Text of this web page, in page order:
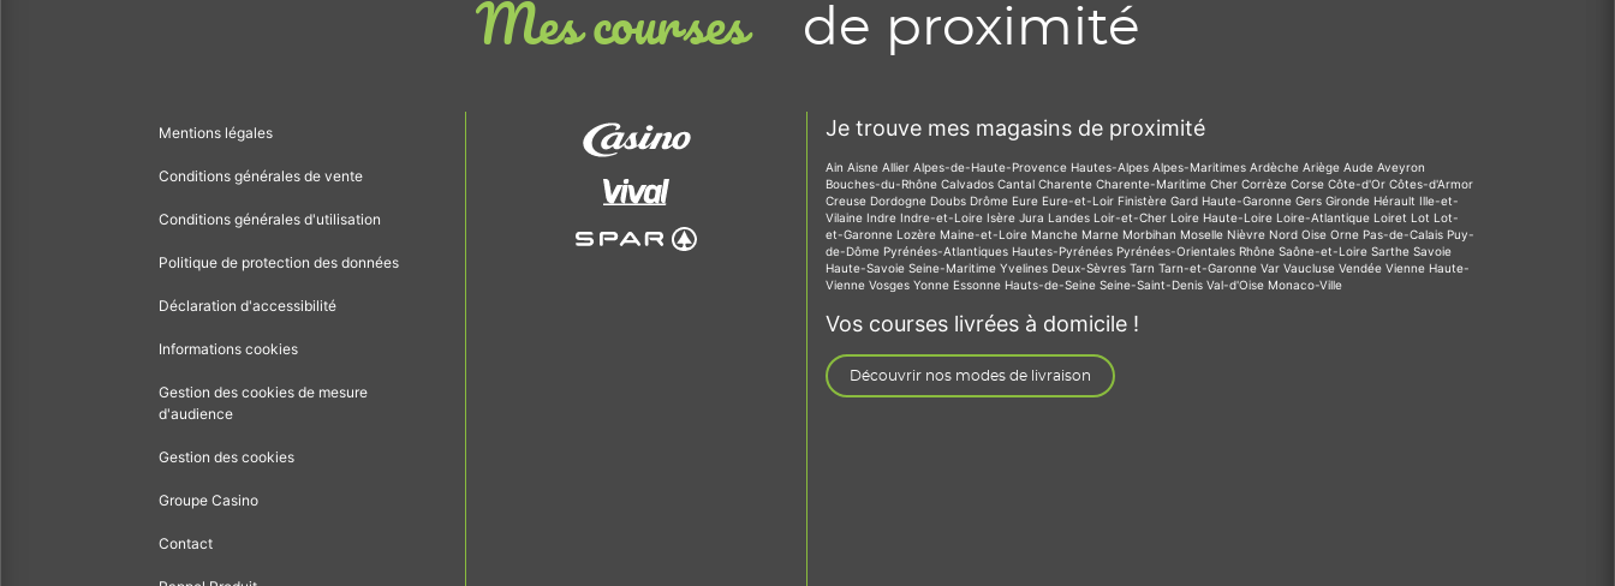
Mes courses de proximité
Mentions légales
Conditions générales de vente
Conditions générales d'utilisation
Politique de protection des données
Déclaration d'accessibilité
Informations cookies
Gestion des cookies de mesure
d'audience
Gestion des cookies
Groupe Casino
Contact
Je trouve mes magasins de proximité
Ain Aisne Allier Alpes-de-Haute-Provence Hautes-Alpes Alpes-Maritimes Ardèche Ariège Aude Aveyron
Bouches-du-Rhône Calvados Cantal Charente Charente-Maritime Cher Corrèze Corse Côte-d'Or Côtes-d'Armor
Creuse Dordogne Doubs Drôme Eure Eure-et-Loir Finistère Gard Haute-Garonne Gers Gironde Hérault Ille-et-
Vilaine Indre Indre-et-Loire Isère Jura Landes Loir-et-Cher Loire Haute-Loire Loire-Atlantique Loiret Lot Lot-
et-Garonne Lozère Maine-et-Loire Manche Marne Morbihan Moselle Nièvre Nord Oise Orne Pas-de-Calais Puy-
de-Dôme Pyrénées-Atlantiques Hautes-Pyrénées Pyrénées-Orientales Rhône Saône-et-Loire Sarthe Savoie
Haute-Savoie Seine-Maritime Yvelines Deux-Sèvres Tarn Tarn-et-Garonne Var Vaucluse Vendée Vienne Haute-
Vienne Vosges Yonne Essonne Hauts-de-Seine Seine-Saint-Denis Val-d'Oise Monaco-Ville
Vos courses livrées à domicile !
Découvrir nos modes de livraison